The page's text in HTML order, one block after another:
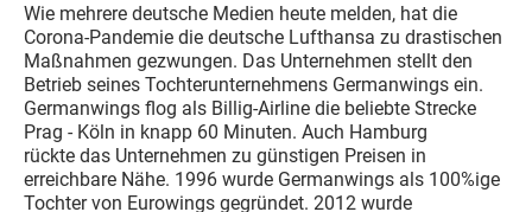
Wie mehrere deutsche Medien heute melden, hat die
Corona-Pandemie die deutsche Lufthansa zu drastischen
Maßnahmen gezwungen. Das Unternehmen stellt den
Betrieb seines Tochterunternehmens Germanwings ein.
Germanwings flog als Billig-Airline die beliebte Strecke
Prag - Köln in knapp 60 Minuten. Auch Hamburg
rückte das Unternehmen zu günstigen Preisen in
erreichbare Nähe. 1996 wurde Germanwings als 100%ige
Tochter von Eurowings gegründet. 2012 wurde